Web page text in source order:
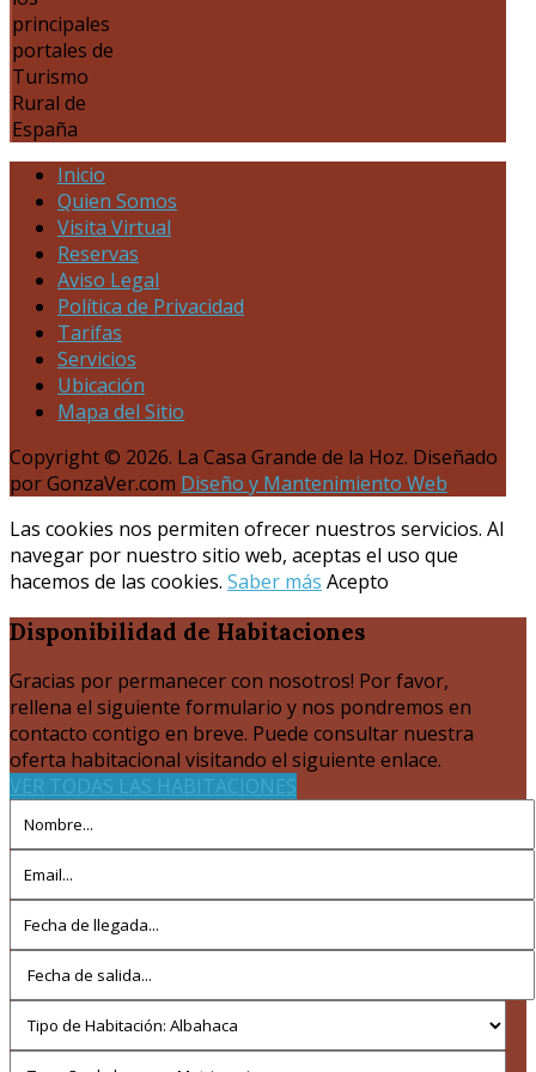
principales
portales de
Turismo
Rural de
España
Inicio
Quien Somos
Visita Virtual
Reservas
Aviso Legal
Política de Privacidad
Tarifas
Servicios
Ubicación
Mapa del Sitio
Copyright © 2026. La Casa Grande de la Hoz. Diseñado
por GonzaVer.com Diseño y Mantenimiento Web
Las cookies nos permiten ofrecer nuestros servicios. Al
navegar por nuestro sitio web, aceptas el uso que
hacemos de las cookies. Saber más Acepto
Disponibilidad de Habitaciones
Gracias por permanecer con nosotros! Por favor,
rellena el siguiente formulario y nos pondremos en
contacto contigo en breve. Puede consultar nuestra
oferta habitacional visitando el siguiente enlace.
VER TODAS LAS HABITACIONES